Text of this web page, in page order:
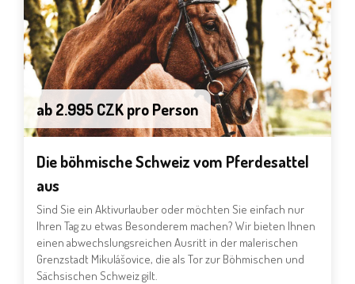
Die böhmische Schweiz vom Pferdesattel
aus
Sind Sie ein Aktivurlauber oder möchten Sie einfach nur
Ihren Tag zu etwas Besonderem machen? Wir bieten Ihnen
einen abwechslungsreichen Ausritt in der malerischen
Grenzstadt Mikulášovice, die als Tor zur Böhmischen und
Sächsischen Schweiz gilt.
ab 2.995 CZK pro Person